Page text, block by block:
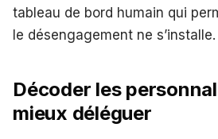
tableau de bord humain qui
le désengagement ne s’installe.
Décoder les
mieux déléguer